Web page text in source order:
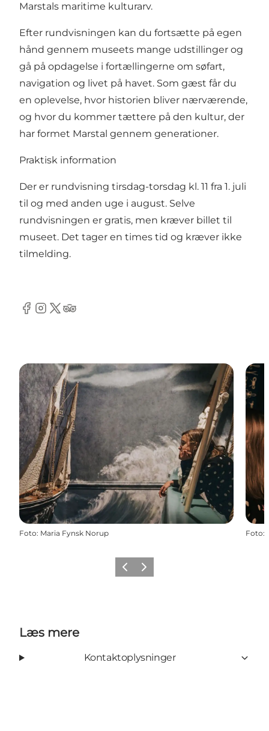
Marstals maritime kulturarv.
Efter rundvisningen kan du fortsætte på egen
hånd gennem museets mange udstillinger og
gå på opdagelse i fortællingerne om søfart,
navigation og livet på havet. Som gæst får du
en oplevelse, hvor historien bliver nærværende,
og hvor du kommer tættere på den kultur, der
har formet Marstal gennem generationer.
Praktisk information
Der er rundvisning tirsdag-torsdag kl. 11 fra 1. juli
til og med anden uge i august. Selve
rundvisningen er gratis, men kræver billet til
museet. Det tager en times tid og kræver ikke
tilmelding.
Facebook
Instagram
TwitterTripadvisor
Foto: Maria Fynsk Norup Foto:
ForrigeNæste
Læs mere
Kontaktoplysninger